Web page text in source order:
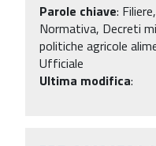
Parole chiave:
Normativa, Decreti
politiche agricole
Ufficiale
Ultima modifica: